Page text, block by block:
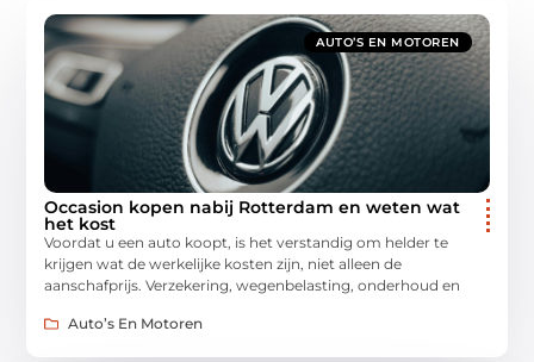
AUTO’S EN MOTOREN
Occasion kopen nabij Rotterdam en weten wat
het kost
Voordat u een auto koopt, is het verstandig om helder te
krijgen wat de werkelijke kosten zijn, niet alleen de
aanschafprijs. Verzekering, wegenbelasting, onderhoud en
Auto’s En Motoren